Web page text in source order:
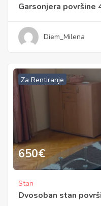
Garsonjera površine
Diem_Milena
Za Rentiranje
650€
Stan
Dvosoban stan